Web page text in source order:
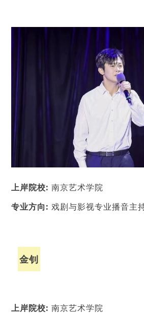
上岸院校: 南京艺术学院
专业方向: 戏剧与影视专业播音主
金钊
上岸院校: 南京艺术学院